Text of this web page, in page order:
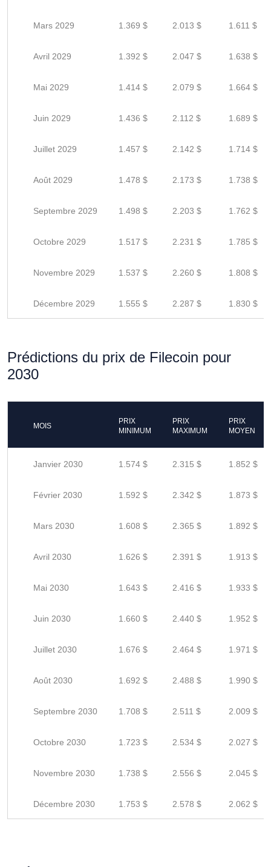
Mars 2029 1.369 $ 2.013 $ 1.611 $
Avril 2029 1.392 $ 2.047 $ 1.638 $
Mai 2029 1.414 $ 2.079 $ 1.664 $
Juin 2029 1.436 $ 2.112 $ 1.689 $
Juillet 2029 1.457 $ 2.142 $ 1.714 $
Août 2029 1.478 $ 2.173 $ 1.738 $
Septembre 2029 1.498 $ 2.203 $ 1.762 $
Octobre 2029 1.517 $ 2.231 $ 1.785 $
Novembre 2029 1.537 $ 2.260 $ 1.808 $
Décembre 2029 1.555 $ 2.287 $ 1.830 $
Prédictions du prix de Filecoin pour
2030
MOIS
PRIX
MINIMUM
PRIX
MAXIMUM
PRIX
MOYEN
Janvier 2030 1.574 $ 2.315 $ 1.852 $
Février 2030 1.592 $ 2.342 $ 1.873 $
Mars 2030 1.608 $ 2.365 $ 1.892 $
Avril 2030 1.626 $ 2.391 $ 1.913 $
Mai 2030 1.643 $ 2.416 $ 1.933 $
Juin 2030 1.660 $ 2.440 $ 1.952 $
Juillet 2030 1.676 $ 2.464 $ 1.971 $
Août 2030 1.692 $ 2.488 $ 1.990 $
Septembre 2030 1.708 $ 2.511 $ 2.009 $
Octobre 2030 1.723 $ 2.534 $ 2.027 $
Novembre 2030 1.738 $ 2.556 $ 2.045 $
Décembre 2030 1.753 $ 2.578 $ 2.062 $